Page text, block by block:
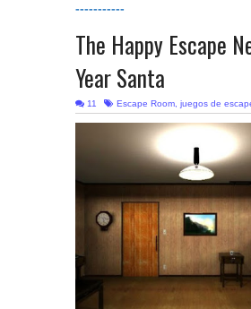
-----------
The Happy Escape
Year Santa
11 Escape Room, juegos de